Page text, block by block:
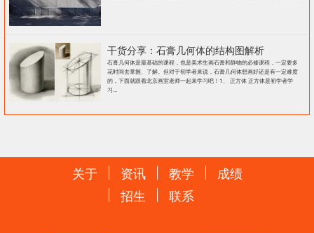
干货分享：石膏几何体的结构图解析
石膏几何体是最基础的课程，也是美术生画石膏和静物的必修课程，一定要多
花时间去掌握、了解。但对于初学者来说，石膏几何体想画好还是有一定难度
的，下面就跟着北京画室老师一起来学习吧！1、 正方体 正方体是初学者学
习...
关于 资讯 教学
成绩
招生
联系